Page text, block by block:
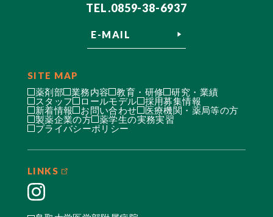
TEL.0859-38-6937
E-MAIL
SITE MAP
薬剤部 業務内容 教育・研修
研究・業績
スタッフ
ロールモデル
採用募集情報
新着情報
お問い合わせ
医療機関・薬局等の方
製薬企業の方
薬学生の実務実習
プライバシーポリシー
LINKS